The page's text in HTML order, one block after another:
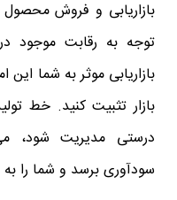
بازاریابی و فروش محصول
توجه به رقابت موجود
بازاریابی موثر به شما
درستی مدیریت شود،
سودآوری برسد و شما را